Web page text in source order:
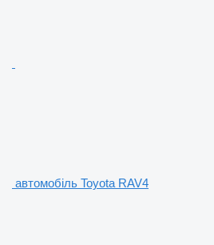
автомобіль Toyota RAV4